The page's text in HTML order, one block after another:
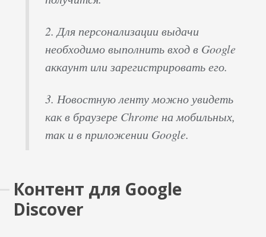
2. Для персонализации выдачи
необходимо выполнить вход в Google
аккаунт или зарегистрировать его.
3. Новостную ленту можно увидеть
как в браузере Chrome на мобильных,
так и в приложении Google.
Контент для Google
Discover